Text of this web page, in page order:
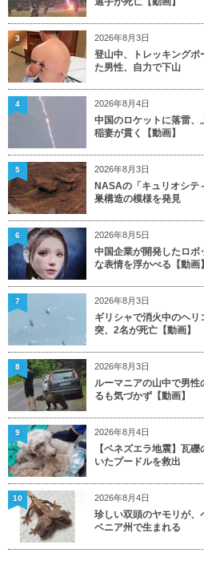
2026年8月3日
登山中、トレッキングポ
た男性、自力で下山
3
2026年8月4日
中国のロケットに落雷、
稲妻が貫く【動画】
4
2026年8月3日
NASAの「キュリオシテ
巣構造の模様を発見
5
2026年8月5日
中国企業が開発したロ
な表情を浮かべる【動画】
6
2026年8月3日
ギリシャで消火中のヘ
突、2名が死亡【動画】
7
2026年8月3日
ルーマニアの山中で男
るも気づかず【動画】
8
2026年8月4日
【ベネズエラ地震】瓦
いたプードルを救出
9
2026年8月4日
珍しい双頭のヤモリが、
ベニア州で生まれる
10